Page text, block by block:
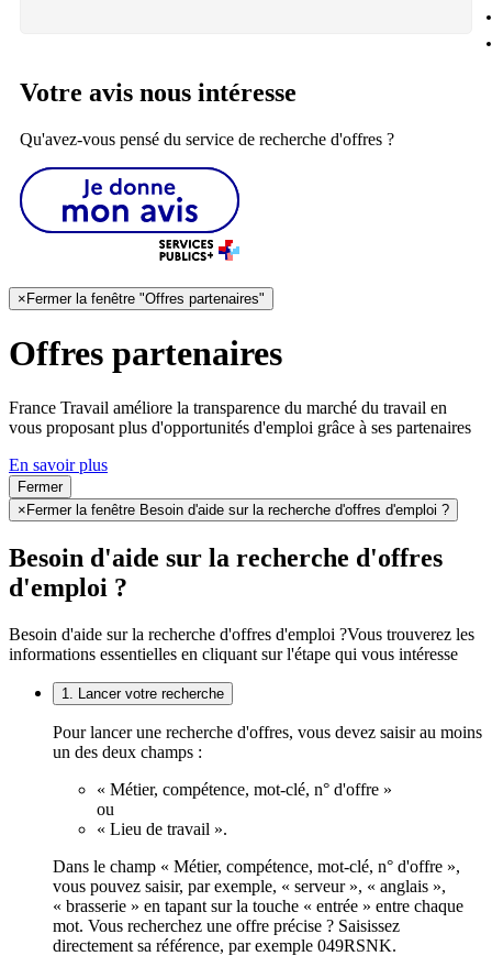
Votre avis nous intéresse
Qu'avez-vous pensé du service de recherche d'offres ?
× Fermer la fenêtre "Offres partenaires"
Offres partenaires
France Travail améliore la transparence du marché du travail en
vous proposant plus d'opportunités d'emploi grâce à ses partenaires
En savoir plus
Fermer
×Fermer la fenêtre Besoin d'aide sur la recherche d'offres d'emploi ?
Besoin d'aide sur la recherche d'offres
d'emploi ?
Besoin d'aide sur la recherche d'offres d'emploi ?Vous trouverez les
informations essentielles en cliquant sur l'étape qui vous intéresse
1. Lancer votre recherche
Pour lancer une recherche d'offres, vous devez saisir au moins
un des deux champs :
« Métier, compétence, mot-clé, n° d'offre »
ou
« Lieu de travail ».
Dans le champ « Métier, compétence, mot-clé, n° d'offre »,
vous pouvez saisir, par exemple, « serveur », « anglais »,
« brasserie » en tapant sur la touche « entrée » entre chaque
mot. Vous recherchez une offre précise ? Saisissez
directement sa référence, par exemple 049RSNK.